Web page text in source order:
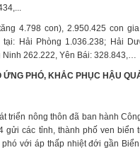
4.798 con), 2.950.425 con
tại: Hải Phòng 1.036.238; Hải
Ninh 262.222, Yên Bái: 328.843,…
ỨNG PHÓ, KHẮC PHỤC HẬU
triển nông thôn đã ban hành
gửi các tỉnh, thành phố ven biển
phó với áp thấp nhiệt đới gần